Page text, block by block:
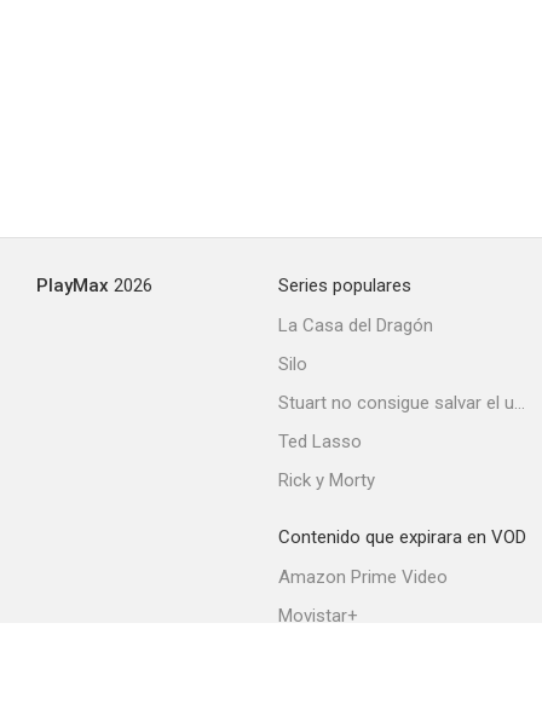
PlayMax 2026
Series populares
La Casa del Dragón
Silo
Stuart no consigue salvar el universo
Ted Lasso
Rick y Morty
Contenido que expirara en VOD
Amazon Prime Video
Movistar+